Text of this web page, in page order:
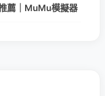
薦｜MuMu模擬器